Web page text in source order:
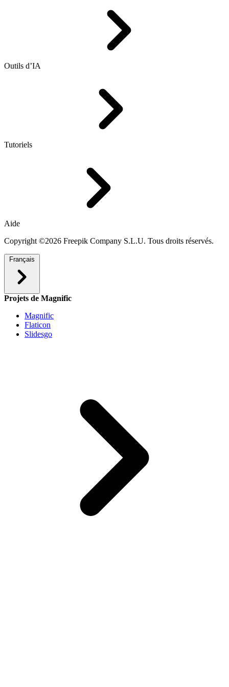
Outils d’IA
Tutoriels
Aide
Copyright ©2026 Freepik Company S.L.U. Tous droits réservés.
Français
Projets de Magnific
Magnific
Flaticon
Slidesgo